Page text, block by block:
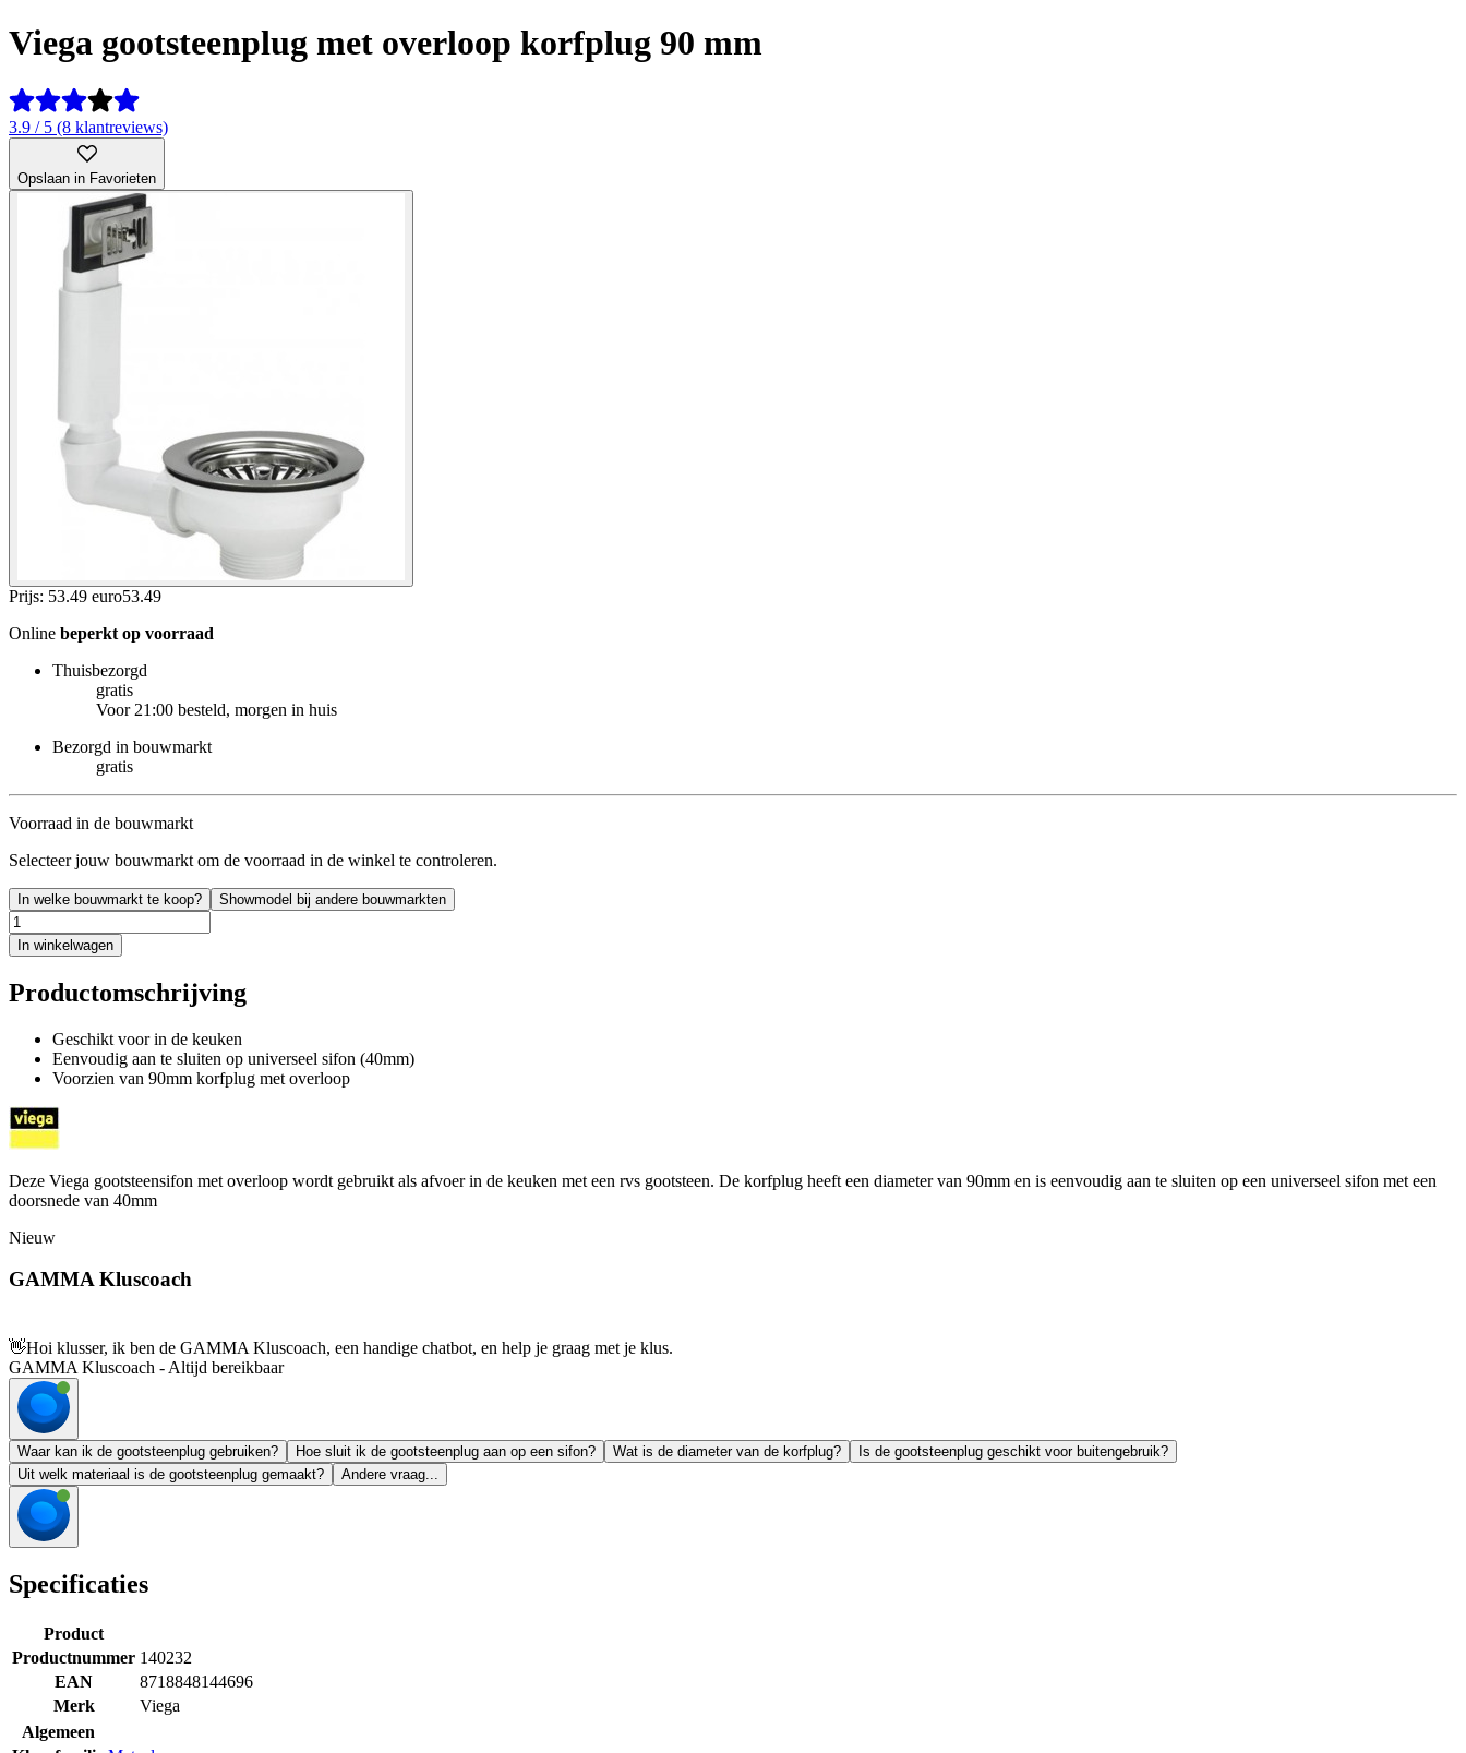
Viega gootsteenplug met overloop korfplug 90 mm
3.9 / 5 (8 klantreviews)
Opslaan in Favorieten
Prijs: 53.49 euro53.49
Online beperkt op voorraad
Thuisbezorgd
gratis
Voor 21:00 besteld, morgen in huis
Bezorgd in bouwmarkt
gratis
Voorraad in de bouwmarkt
Selecteer jouw bouwmarkt om de voorraad in de winkel te controleren.
In welke bouwmarkt te koop? Showmodel bij andere bouwmarkten
In winkelwagen
Productomschrijving
Geschikt voor in de keuken
Eenvoudig aan te sluiten op universeel sifon (40mm)
Voorzien van 90mm korfplug met overloop
Deze Viega gootsteensifon met overloop wordt gebruikt als afvoer in de keuken met een rvs gootsteen. De korfplug heeft een diameter van 90mm en is eenvoudig aan te sluiten op een universeel sifon met een
doorsnede van 40mm
Nieuw
GAMMA Kluscoach
👋Hoi klusser, ik ben de GAMMA Kluscoach, een handige chatbot, en help je graag met je klus.
GAMMA Kluscoach - Altijd bereikbaar
Waar kan ik de gootsteenplug gebruiken? Hoe sluit ik de gootsteenplug aan op een sifon? Wat is de diameter van de korfplug?
Is de gootsteenplug geschikt voor buitengebruik?
Uit welk materiaal is de gootsteenplug gemaakt?
Andere vraag...
Specificaties
Product
Productnummer 140232
EAN
8718848144696
Merk
Viega
Algemeen